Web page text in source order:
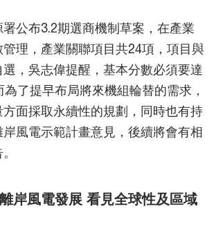
公布3.2期選商機制草案，在產業
理，產業關聯項目共24項，項目與
，吳志偉提醒，基本分數必須要達
了提早布局將來機組輪替的需求，
面採取永續性的規劃，同時也有持
風電示範計畫意見，後續將會有相
岸風電發展 看見全球性及區域